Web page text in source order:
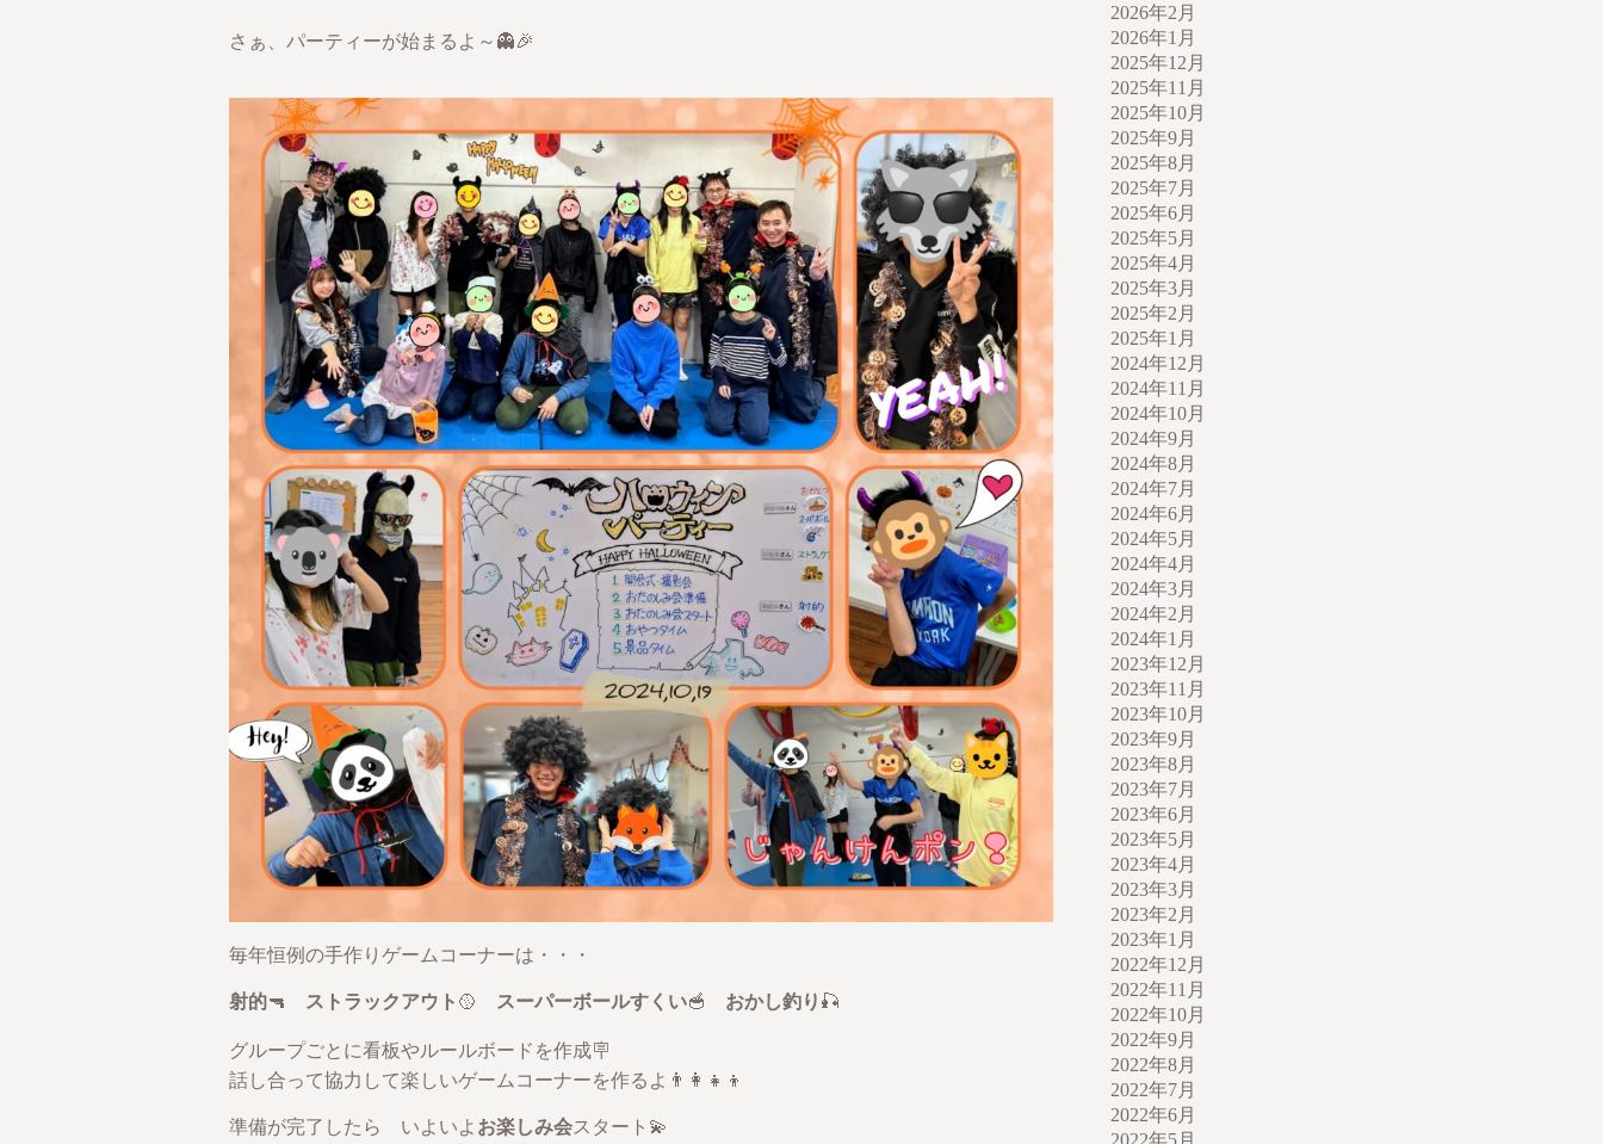
さぁ、パーティーが始まるよ～👻🎉
毎年恒例の手作りゲームコーナーは・・・
射的🔫 ストラックアウト 🥎 スーパーボールすくい🥣 おかし釣り 🎣
グループごとに看板やルールボードを作成🪧
話し合って協力して楽しいゲームコーナーを作るよ👨‍👩‍👧‍👦
準備が完了したら いよいよ お楽しみ会スタート💫
2026年2月
2026年1月
2025年12月
2025年11月
2025年10月
2025年9月
2025年8月
2025年7月
2025年6月
2025年5月
2025年4月
2025年3月
2025年2月
2025年1月
2024年12月
2024年11月
2024年10月
2024年9月
2024年8月
2024年7月
2024年6月
2024年5月
2024年4月
2024年3月
2024年2月
2024年1月
2023年12月
2023年11月
2023年10月
2023年9月
2023年8月
2023年7月
2023年6月
2023年5月
2023年4月
2023年3月
2023年2月
2023年1月
2022年12月
2022年11月
2022年10月
2022年9月
2022年8月
2022年7月
2022年6月
2022年5月